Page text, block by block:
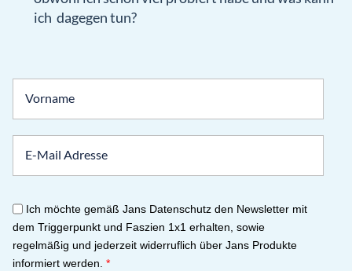
ich dagegen tun?
Ich möchte gemäß Jans Datenschutz den Newsletter mit
dem Triggerpunkt und Faszien 1x1 erhalten, sowie
regelmäßig und jederzeit widerruflich über Jans Produkte
informiert werden. *